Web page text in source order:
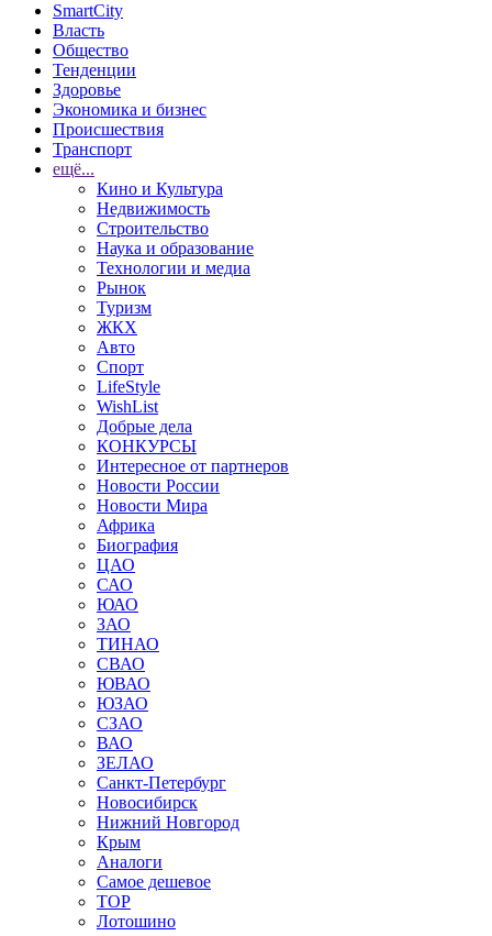
SmartCity
Власть
Общество
Тенденции
Здоровье
Экономика и бизнес
Происшествия
Транспорт
ещё...
Кино и Культура
Недвижимость
Строительство
Наука и образование
Технологии и медиа
Рынок
Туризм
ЖКХ
Авто
Спорт
LifeStyle
WishList
Добрые дела
КОНКУРСЫ
Интересное от партнеров
Новости России
Новости Мира
Африка
Биография
ЦАО
САО
ЮАО
ЗАО
ТИНАО
СВАО
ЮВАО
ЮЗАО
СЗАО
ВАО
ЗЕЛАО
Санкт-Петербург
Новосибирск
Нижний Новгород
Крым
Аналоги
Самое дешевое
TOP
Лотошино